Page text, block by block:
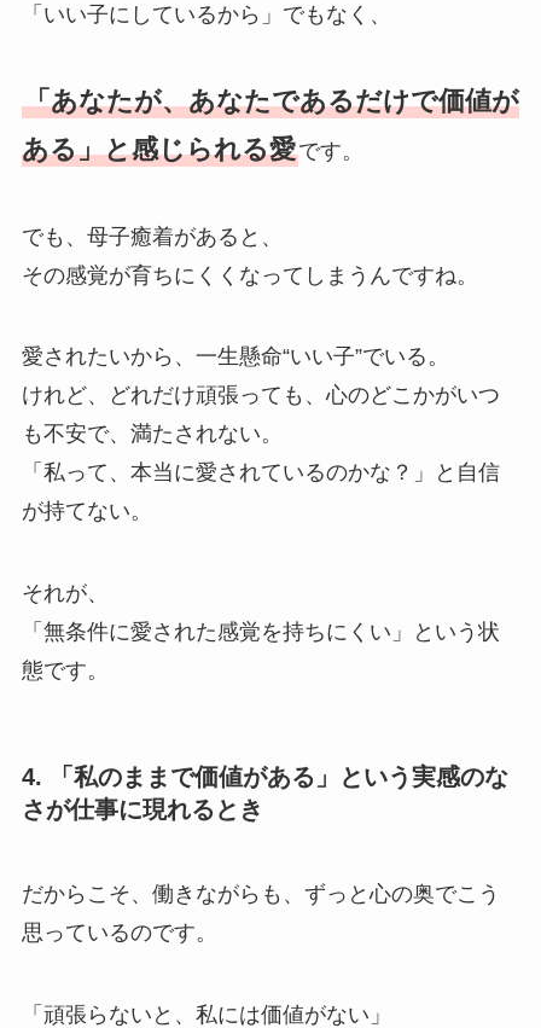
「いい子にしているから」でもなく、
「あなたが、あなたであるだけで価値が
ある」と感じられる愛です。
でも、母子癒着があると、
その感覚が育ちにくくなってしまうんですね。
愛されたいから、一生懸命“いい子”でいる。
けれど、どれだけ頑張っても、心のどこかがいつ
も不安で、満たされない。
「私って、本当に愛されているのかな？」と自信
が持てない。
それが、
「無条件に愛された感覚を持ちにくい」という状
態です。
4. 「私のままで価値がある」という実感のな
さが仕事に現れるとき
だからこそ、働きながらも、ずっと心の奥でこう
思っているのです。
「頑張らないと、私には価値がない」